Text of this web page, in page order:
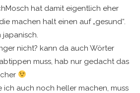
hat damit eigentlich eher
machen halt einen auf „gesund“.
japanisch.
nicht? kann da auch Wörter
muss, hab nur gedacht das
ich auch noch heller machen, muss